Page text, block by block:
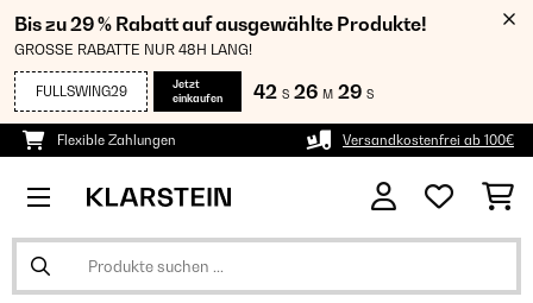
Bis zu 29 % Rabatt auf ausgewählte Produkte!
GROSSE RABATTE NUR 48H LANG!
FULLSWING29
Jetzt
einkaufen
42 S 26 M 29 S
Flexible Zahlungen Versandkostenfrei ab 100€